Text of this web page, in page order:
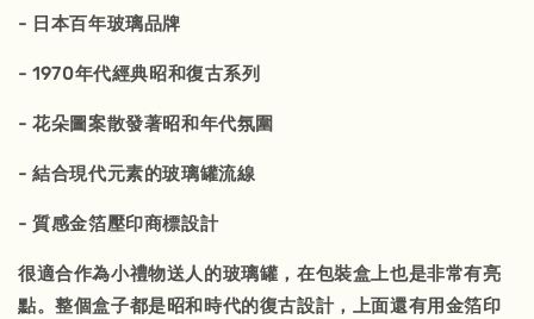
- 日本百年玻璃品牌
- 1970年代經典昭和復古系列
- 花朵圖案散發著昭和年代氛圍
- 結合現代元素的玻璃罐流線
- 質感金箔壓印商標設計
很適合作為小禮物送人的玻璃罐，在包裝盒上也是非常有亮
點。整個盒子都是昭和時代的復古設計，上面還有用金箔印